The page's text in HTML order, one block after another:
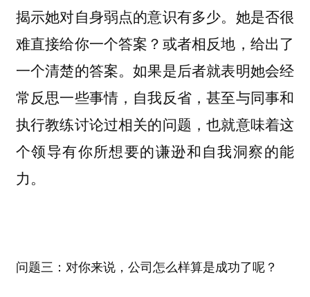
揭示她对自身弱点的意识有多少。她是否很
难直接给你一个答案？或者相反地，给出了
一个清楚的答案。如果是后者就表明她会经
常反思一些事情，自我反省，甚至与同事和
执行教练讨论过相关的问题，也就意味着这
个领导有你所想要的谦逊和自我洞察的能
力。
问题三：对你来说，公司怎么样算是成功了呢？